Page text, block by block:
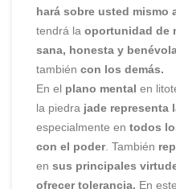
hará sobre usted mismo
tendrá la oportunidad de
sana, honesta y
también con los demás.
En el plano mental en
la piedra jade representa
especialmente en todos
con el poder. También
en sus principales
ofrecer tolerancia. En